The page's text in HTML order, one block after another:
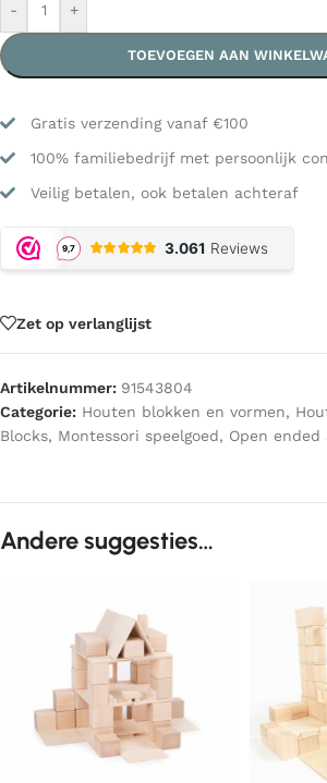
- +
TOEVOEGEN AAN
Gratis verzending vanaf €100
100% familiebedrijf met persoonlijk
Veilig betalen, ook betalen achteraf
Zet op verlanglijst
Artikelnummer: 91543804
Categorie: Houten blokken en vormen,
Blocks, Montessori speelgoed, Open ended
Andere suggesties…